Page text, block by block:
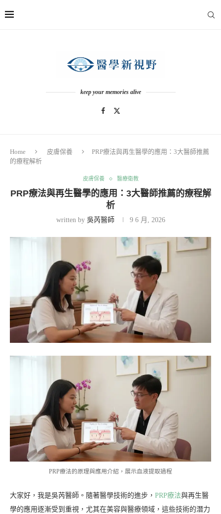
keep your memories alive
Home 皮膚保養
PRP療法與再生醫學的應用：3大醫師推薦
的療程解析
皮膚保養 醫療衛教
PRP療法與再生醫學的應用：3大醫師推薦的療程解
析
written by 吳芮醫師 9 6 月, 2026
PRP療法的原理與應用介紹，展示血液提取過程
大家好，我是吳芮醫師。隨著醫學技術的進步， PRP療法與再生醫
學的應用逐漸受到重視，尤其在美容與醫療領域，這些技術的潛力